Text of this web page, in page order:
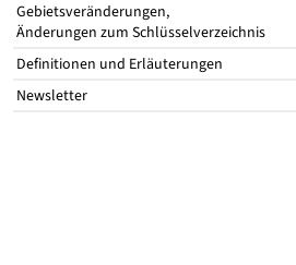
Gebietsveränderungen,
Änderungen zum Schlüsselverzeichnis
Definitionen und Erläuterungen
Newsletter